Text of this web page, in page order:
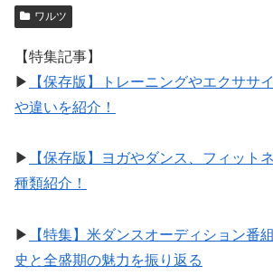
ワルツ
【特集記事】
▶︎
【保存版】トレーニングやエクササ
や違いを紹介！
▶︎
【保存版】ヨガやダンス、フィット
種類紹介！
▶︎
【特集】米ダンスオーディション番
史と全盛期の魅力を振り返る